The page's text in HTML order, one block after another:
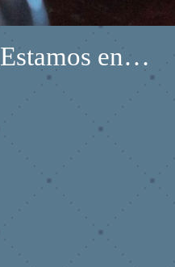
Estamos en…